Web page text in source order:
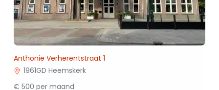
Anthonie Verherentstraat 1
1961GD Heemskerk
€ 500 per maand